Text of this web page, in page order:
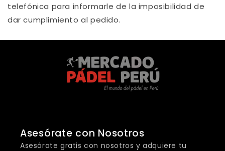
telefónica para informarle de la imposibilidad de
dar cumplimiento al pedido.
Asesórate con Nosotros
Asesórate gratis con nosotros y adquiere tu